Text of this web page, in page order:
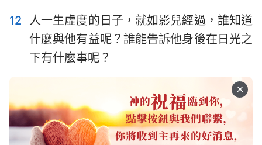
12
人一生虛度的日子，就如影兒經過，誰知道
什麼與他有益呢？誰能告訴他身後在日光之
下有什麼事呢？